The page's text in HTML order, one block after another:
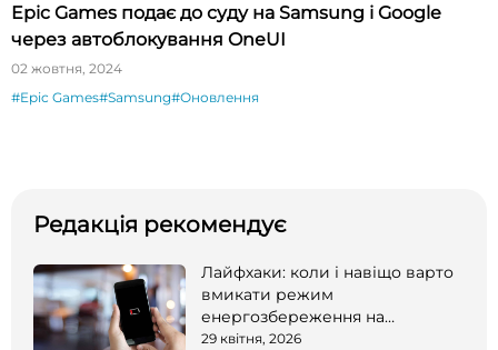
Epic Games подає до суду на Samsung і Google
через автоблокування OneUI
02 жовтня, 2024
#Epic Games#Samsung#Оновлення
Редакція рекомендує
Лайфхаки: коли і навіщо варто
вмикати режим
енергозбереження на
смартфоні
29 квітня, 2026